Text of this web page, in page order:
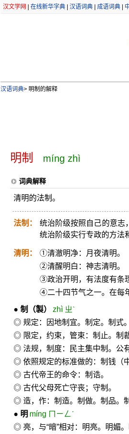
汉文学网 在线新华字典| 汉语词典| 成语词典|
汉语词典>明制的解释
明制 míng zhì
词典解释
清明的法制。
法制：
统治阶级按照自己的意志
统治阶级实行专政的方法
清明：
①清澈明净：月夜清明。
②清醒明白：神志清明。
③政治开明，有法度有条
④二十四节气之一。在每
● 制 （製）
zhì ㄓˋ
◎ 规定：因地制宜。制定。制式。
◎ 限定，约束，管束：制止。制
◎ 法规，制度：民主集中制。公有
◎ 依照规定的标准做的：制钱（
◎ 古代帝王的命令：制诰。
◎ 古代父母死亡守丧；守制。
◎ 造，作：制造。制做。制品。
● 明 míng ㄇㄧㄥˊ
◎ 亮，与“暗”相对：明亮。明媚